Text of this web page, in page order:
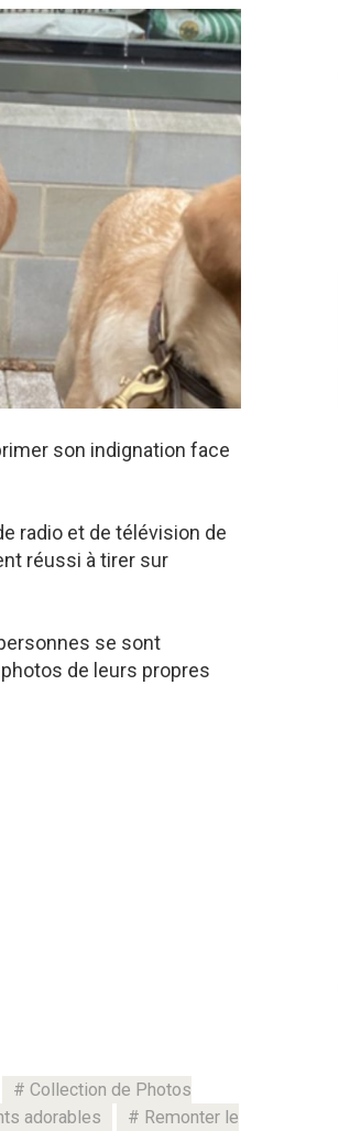
son indignation face
radio et de télévision de
réussi à tirer sur
se sont
de leurs propres
Collection de Photos
adorables Remonter le